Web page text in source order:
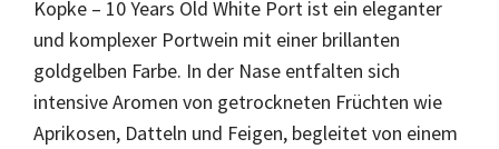
Kopke – 10 Years Old White Port ist ein eleganter
und komplexer Portwein mit einer brillanten
goldgelben Farbe. In der Nase entfalten sich
intensive Aromen von getrockneten Früchten wie
Aprikosen, Datteln und Feigen, begleitet von einem